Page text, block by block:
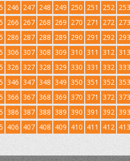
246 247 248 249 250 251 252 253
266 267 268 269 270 271 272 273
286 287 288 289 290 291 292 293
306 307 308 309 310 311 312 313
326 327 328 329 330 331 332 333
346 347 348 349 350 351 352 353
366 367 368 369 370 371 372 373
386 387 388 389 390 391 392 393
406 407 408 409 410 411 412 413